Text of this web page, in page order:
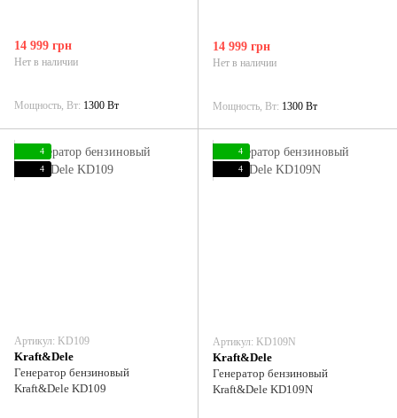
14 999 грн
Нет в наличии
Мощность, Вт 1300 Вт
14 999 грн
Нет в наличии
Мощность, Вт 1300 Вт
4
4
Артикул: KD109
Kraft&Dele
Генератор бензиновый
Kraft&Dele KD109
4
4
Артикул: KD109N
Kraft&Dele
Генератор бензиновый
Kraft&Dele KD109N